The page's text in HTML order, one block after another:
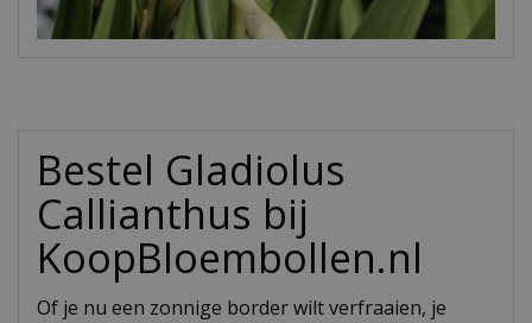
Bestel Gladiolus
Callianthus bij
KoopBloembollen.nl
Of je nu een zonnige border wilt verfraaien, je